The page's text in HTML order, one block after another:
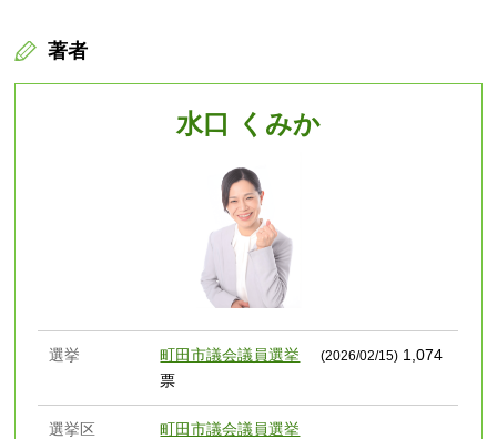
著者
水口 くみか
選挙 町田市議会議員選挙 (2026/02/15) 1,074
票
選挙区 町田市議会議員選挙